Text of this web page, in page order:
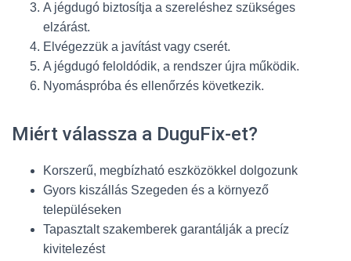
A jégdugó biztosítja a szereléshez szükséges
elzárást.
Elvégezzük a javítást vagy cserét.
A jégdugó feloldódik, a rendszer újra működik.
Nyomáspróba és ellenőrzés következik.
Miért válassza a DuguFix-et?
Korszerű, megbízható eszközökkel dolgozunk
Gyors kiszállás Szegeden és a környező
településeken
Tapasztalt szakemberek garantálják a precíz
kivitelezést